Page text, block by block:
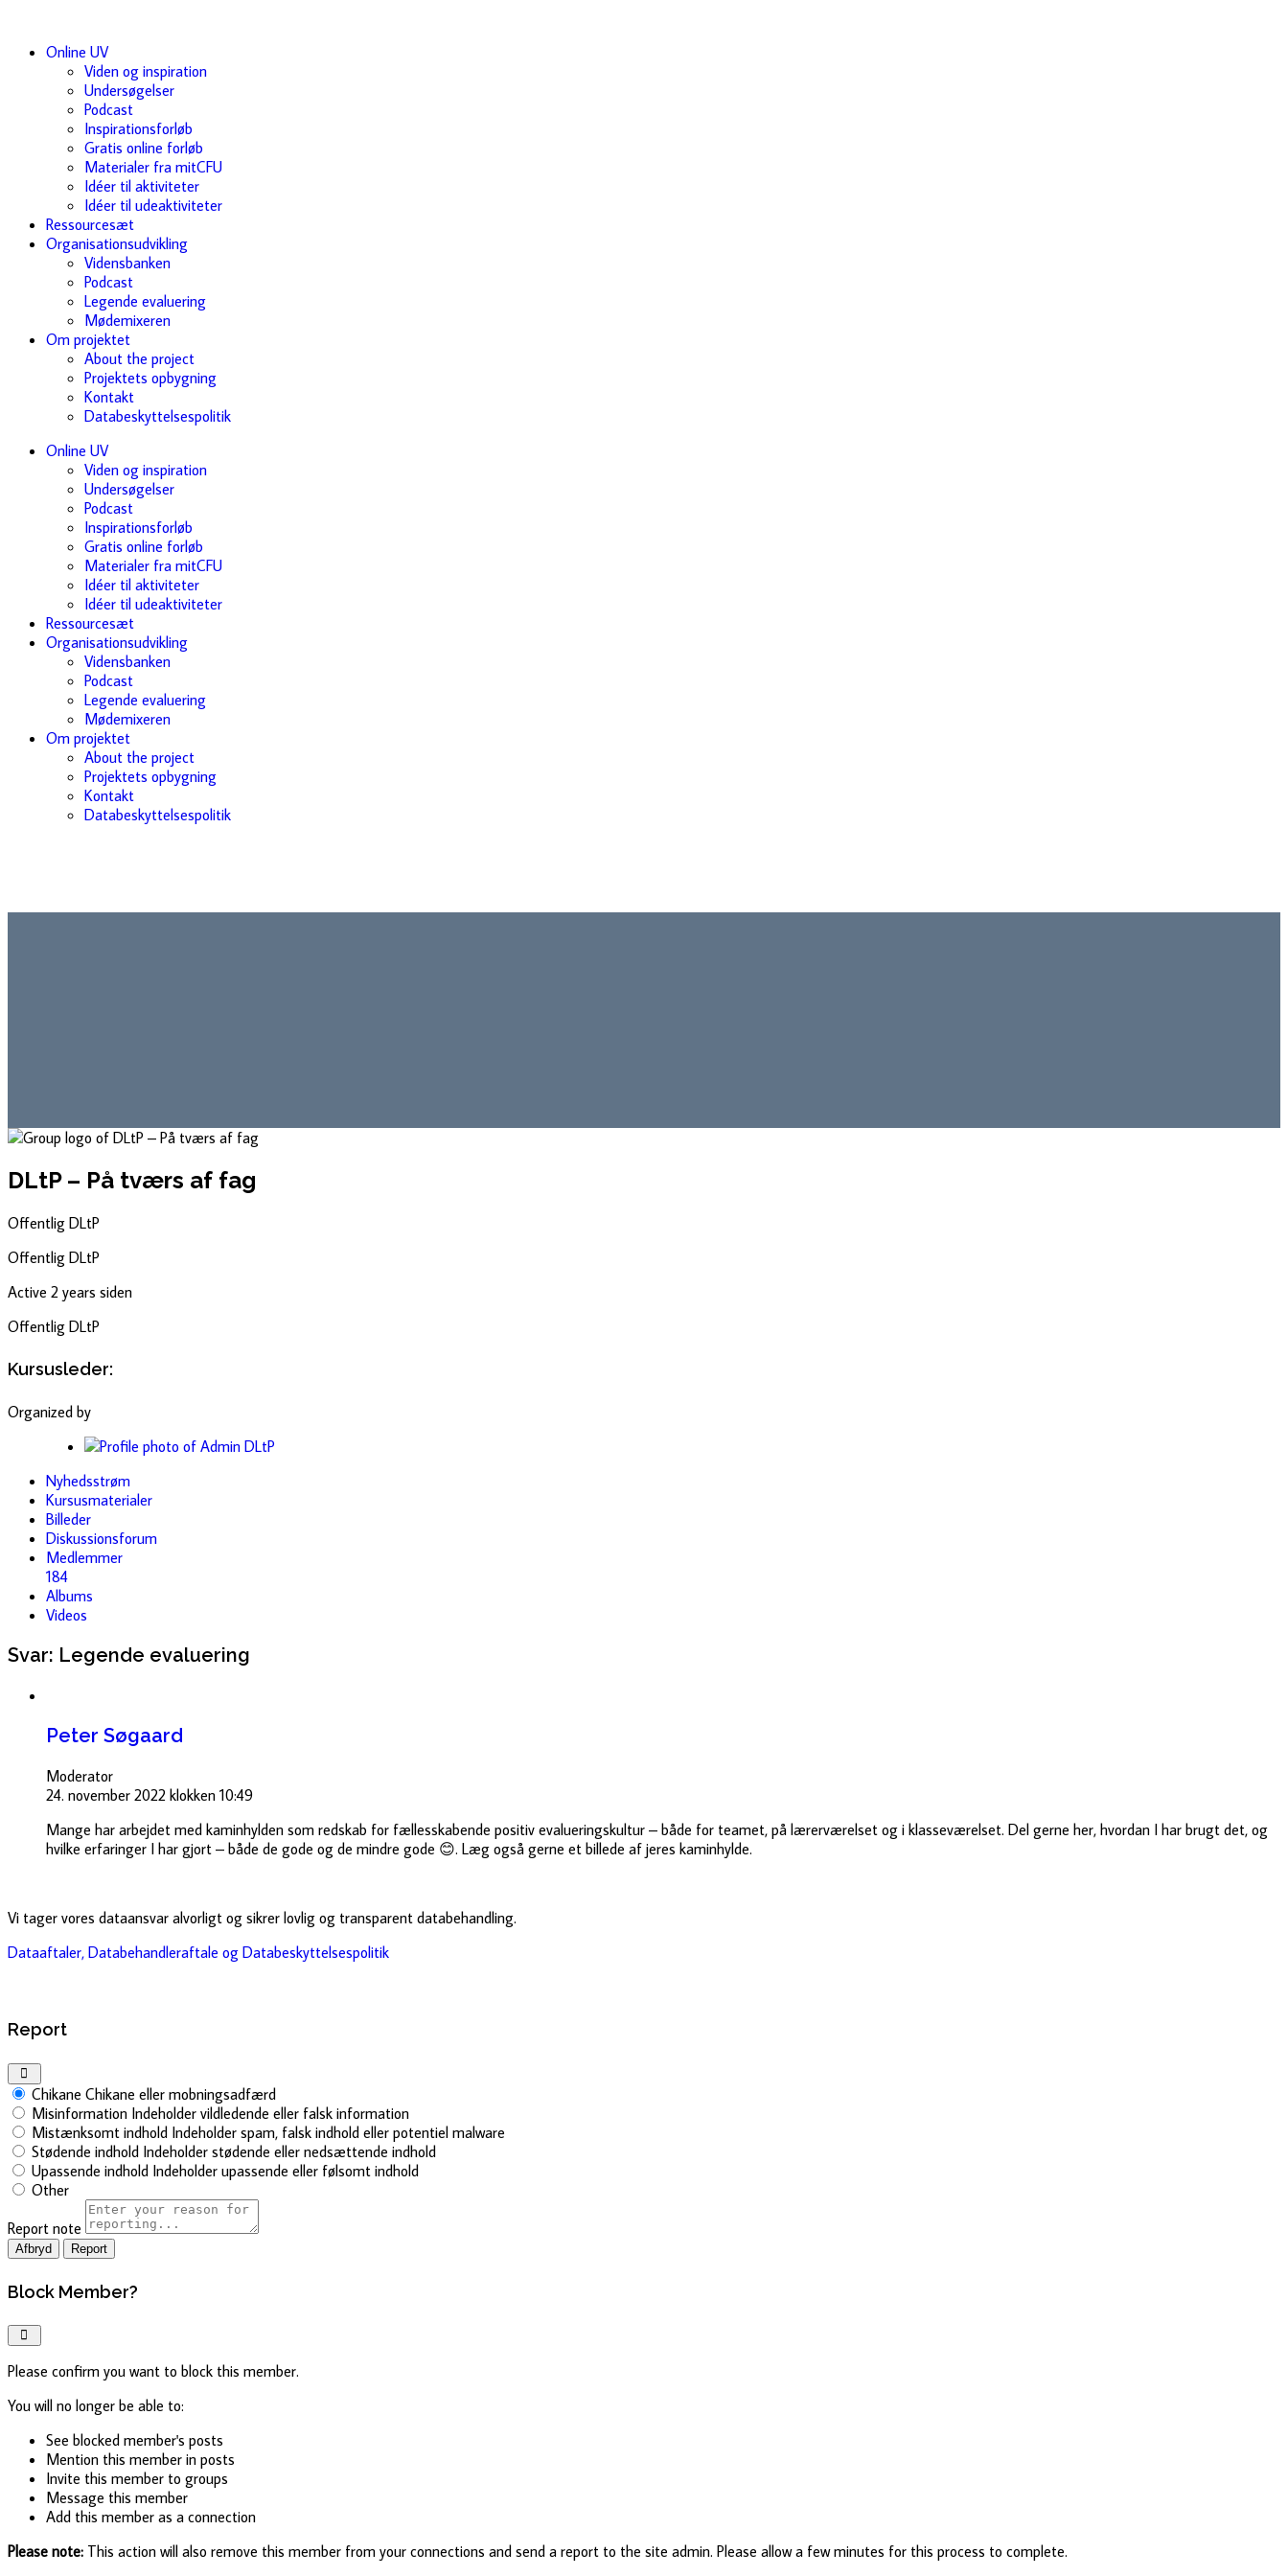
Online UV
Viden og inspiration
Undersøgelser
Podcast
Inspirationsforløb
Gratis online forløb
Materialer fra mitCFU
Idéer til aktiviteter
Idéer til udeaktiviteter
Ressourcesæt
Organisationsudvikling
Vidensbanken
Podcast
Legende evaluering
Mødemixeren
Om projektet
About the project
Projektets opbygning
Kontakt
Databeskyttelsespolitik
Online UV
Viden og inspiration
Undersøgelser
Podcast
Inspirationsforløb
Gratis online forløb
Materialer fra mitCFU
Idéer til aktiviteter
Idéer til udeaktiviteter
Ressourcesæt
Organisationsudvikling
Vidensbanken
Podcast
Legende evaluering
Mødemixeren
Om projektet
About the project
Projektets opbygning
Kontakt
Databeskyttelsespolitik
DLtP – På tværs af fag
Offentlig DLtP
Offentlig DLtP
Active 2 years siden
Offentlig DLtP
Kursusleder:
Organized by
Nyhedsstrøm
Kursusmaterialer
Billeder
Diskussionsforum
Medlemmer
184
Albums
Videos
Svar: Legende evaluering
Peter Søgaard
Moderator
24. november 2022 klokken 10:49
Mange har arbejdet med kaminhylden som redskab for fællesskabende positiv evalueringskultur – både for teamet, på lærerværelset og i klasseværelset. Del gerne her, hvordan I har brugt det, og
hvilke erfaringer I har gjort – både de gode og de mindre gode 😊. Læg også gerne et billede af jeres kaminhylde.
Vi tager vores dataansvar alvorligt og sikrer lovlig og transparent databehandling.
Dataaftaler, Databehandleraftale og Databeskyttelsespolitik
Report
Chikane Chikane eller mobningsadfærd
Misinformation Indeholder vildledende eller falsk information
Mistænksomt indhold Indeholder spam, falsk indhold eller potentiel malware
Stødende indhold Indeholder stødende eller nedsættende indhold
Upassende indhold Indeholder upassende eller følsomt indhold
Other
Report note
Report
Block Member?
Please confirm you want to block this member.
You will no longer be able to:
See blocked member's posts
Mention this member in posts
Invite this member to groups
Message this member
Add this member as a connection
Please note: This action will also remove this member from your connections and send a report to the site admin. Please allow a few minutes for this process to complete.